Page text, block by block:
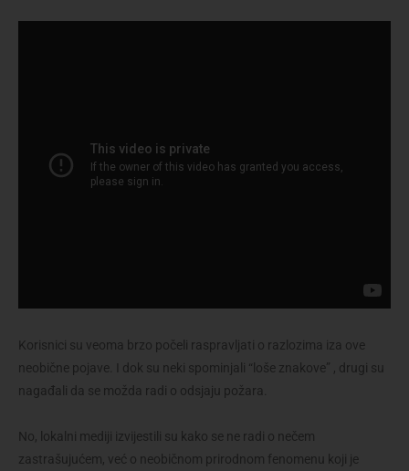
Korisnici su veoma brzo počeli raspravljati o razlozima iza ove
neobične pojave. I dok su neki spominjali “loše znakove” , drugi su
nagađali da se možda radi o odsjaju požara.
No, lokalni mediji izvijestili su kako se ne radi o nečem
zastrašujućem, već o neobičnom prirodnom fenomenu koji je